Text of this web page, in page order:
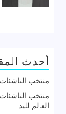
أحدث
منتخب الناشئات
منتخب
العالم لليد